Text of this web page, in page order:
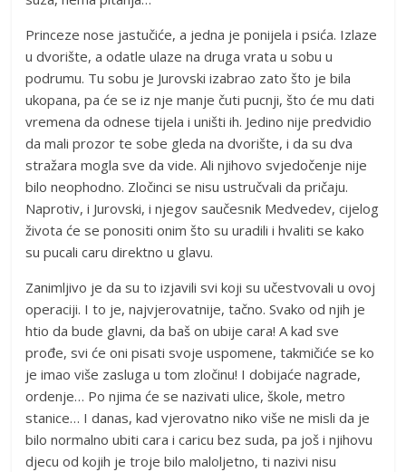
Princeze nose jastučiće, a jedna je ponijela i psića. Izlaze
u dvorište, a odatle ulaze na druga vrata u sobu u
podrumu. Tu sobu je Jurovski izabrao zato što je bila
ukopana, pa će se iz nje manje čuti pucnji, što će mu dati
vremena da odnese tijela i uništi ih. Jedino nije predvidio
da mali prozor te sobe gleda na dvorište, i da su dva
stražara mogla sve da vide. Ali njihovo svjedočenje nije
bilo neophodno. Zločinci se nisu ustručvali da pričaju.
Naprotiv, i Jurovski, i njegov saučesnik Medvedev, cijelog
života će se ponositi onim što su uradili i hvaliti se kako
su pucali caru direktno u glavu.
Zanimljivo je da su to izjavili svi koji su učestvovali u ovoj
operaciji. I to je, najvjerovatnije, tačno. Svako od njih je
htio da bude glavni, da baš on ubije cara! A kad sve
prođe, svi će oni pisati svoje uspomene, takmičiće se ko
je imao više zasluga u tom zločinu! I dobijaće nagrade,
ordenje… Po njima će se nazivati ulice, škole, metro
stanice… I danas, kad vjerovatno niko više ne misli da je
bilo normalno ubiti cara i caricu bez suda, pa još i njihovu
djecu od kojih je troje bilo maloljetno, ti nazivi nisu